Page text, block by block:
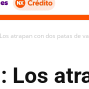
atrapan con dos patas de
Los